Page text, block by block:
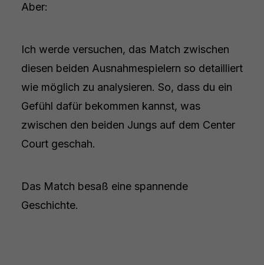
Aber:
Ich werde versuchen, das Match zwischen
diesen beiden Ausnahmespielern so detailliert
wie möglich zu analysieren. So, dass du ein
Gefühl dafür bekommen kannst, was
zwischen den beiden Jungs auf dem Center
Court geschah.
Das Match besaß eine spannende
Geschichte.